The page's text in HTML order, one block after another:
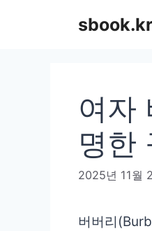
sbook.kr
여자
명한
2025년 11월
버버리